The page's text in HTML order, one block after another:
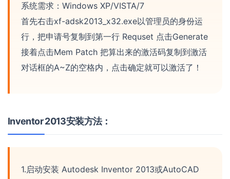
系统需求：Windows XP/VISTA/7
首先右击xf-adsk2013_x32.exe以管理员的身份运
行，把申请号复制到第一行 Requset 点击Generate
接着点击Mem Patch 把算出来的激活码复制到激活
对话框的A~Z的空格内，点击确定就可以激活了！
Inventor 2013安装方法：
1.启动安装 Autodesk Inventor 2013或AutoCAD